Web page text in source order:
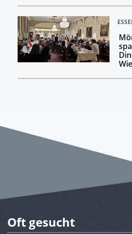
Oft gesucht